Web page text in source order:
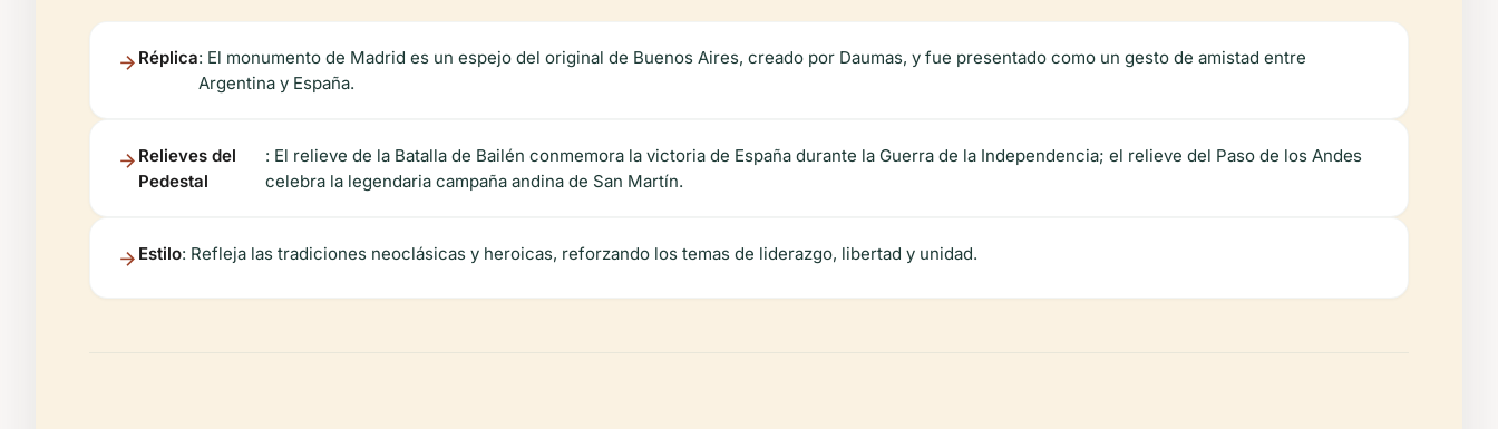
Réplica: El monumento de Madrid es un espejo del original de Buenos Aires, creado por Daumas, y fue presentado como un gesto de amistad entre
Argentina y España.
Relieves del
Pedestal
: El relieve de la Batalla de Bailén conmemora la victoria de España durante la Guerra de la Independencia; el relieve del Paso de los Andes
celebra la legendaria campaña andina de San Martín.
Estilo: Refleja las tradiciones neoclásicas y heroicas, reforzando los temas de liderazgo, libertad y unidad.